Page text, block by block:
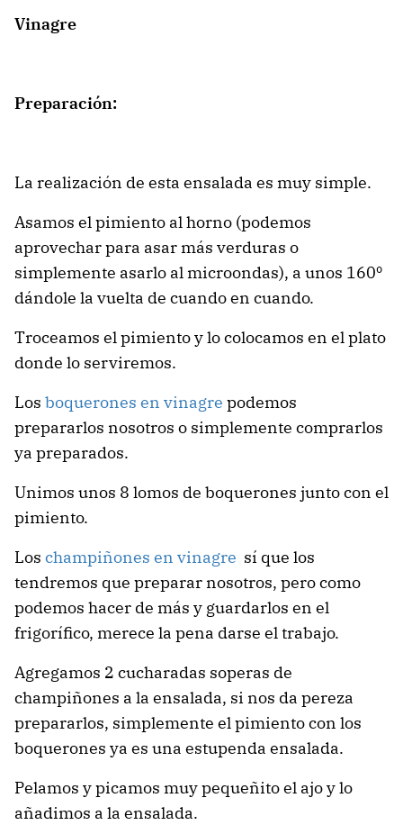
Vinagre
Preparación:
La realización de esta ensalada es muy simple.
Asamos el pimiento al horno (podemos
aprovechar para asar más verduras o
simplemente asarlo al microondas), a unos 160º
dándole la vuelta de cuando en cuando.
Troceamos el pimiento y lo colocamos en el plato
donde lo serviremos.
Los boquerones en vinagre podemos
prepararlos nosotros o simplemente comprarlos
ya preparados.
Unimos unos 8 lomos de boquerones junto con el
pimiento.
Los champiñones en vinagre sí que los
tendremos que preparar nosotros, pero como
podemos hacer de más y guardarlos en el
frigorífico, merece la pena darse el trabajo.
Agregamos 2 cucharadas soperas de
champiñones a la ensalada, si nos da pereza
prepararlos, simplemente el pimiento con los
boquerones ya es una estupenda ensalada.
Pelamos y picamos muy pequeñito el ajo y lo
añadimos a la ensalada.